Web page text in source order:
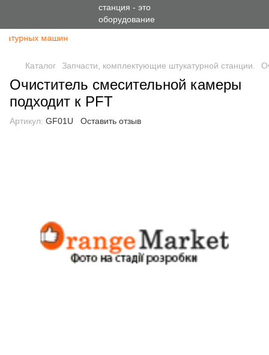
машин
Каталог Запчасти, комплектующие штукатурной станции.
Очиститель смесительной камеры
подходит к PFT
Артикул: GF01U Оставить отзыв